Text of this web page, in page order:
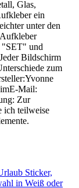
Aufkleber
und
Glas,
ein
unter den
"SET" und
Bildschirm
zum
Mail:
Zur